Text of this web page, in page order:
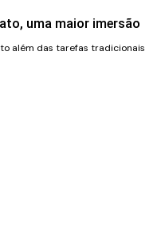
uma maior imersão
além das tarefas tradicionais